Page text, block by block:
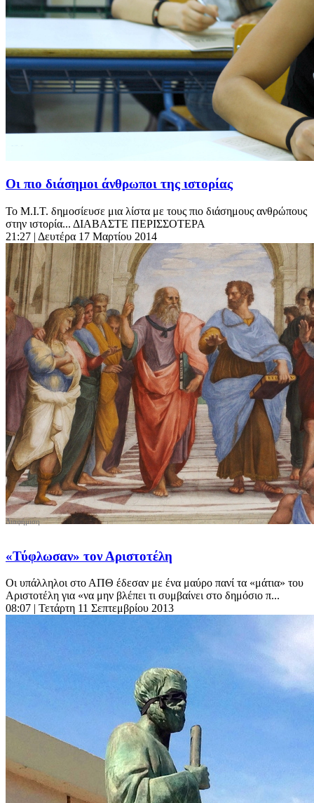
Οι πιο διάσημοι άνθρωποι της ιστορίας
Το Μ.Ι.Τ. δημοσίευσε μια λίστα με τους πιο διάσημους ανθρώπους
στην ιστορία... ΔΙΑΒΑΣΤΕ ΠΕΡΙΣΣΟΤΕΡΑ
21:27 | Δευτέρα 17 Μαρτίου 2014
«Τύφλωσαν» τον Αριστοτέλη
Οι υπάλληλοι στο ΑΠΘ έδεσαν με ένα μαύρο πανί τα «μάτια» του
Αριστοτέλη για «να μην βλέπει τι συμβαίνει στο δημόσιο π...
08:07 | Τετάρτη 11 Σεπτεμβρίου 2013